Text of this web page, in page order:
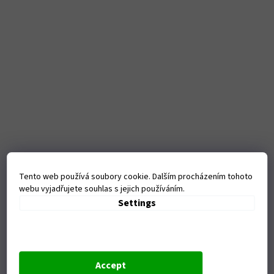
Tento web používá soubory cookie. Dalším procházením tohoto
webu vyjadřujete souhlas s jejich používáním.
Settings
Accept
Kamenná
prodejna
Otevírací doba: